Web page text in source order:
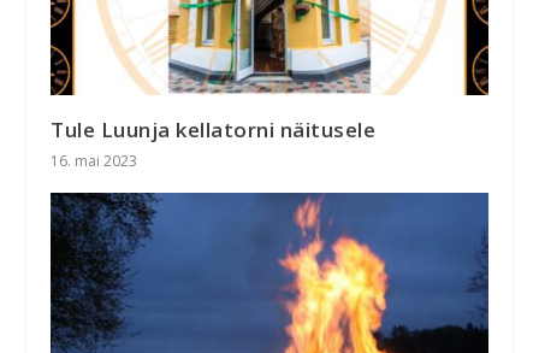
Tule Luunja kellatorni näitusele
16. mai 2023